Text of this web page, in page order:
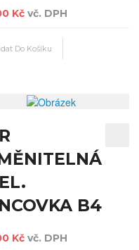
Kč vč. DPH
B4
Kč vč. DPH